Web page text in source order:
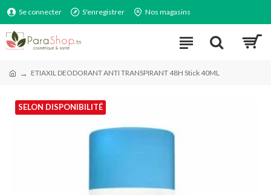
Se connecter S'enregistrer Nos magasins
ETIAXIL DEODORANT ANTI TRANSPIRANT 48H Stick 40ML
SELON DISPONIBILITÉ